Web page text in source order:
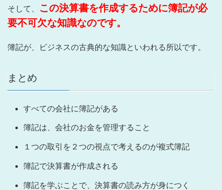
そして、
この決算書を作成するために簿記が必
要不可欠な知識なのです。
簿記が、ビジネスの古典的な知識といわれる所以です。
まとめ
すべての会社に簿記がある
簿記は、会社のお金を管理すること
１つの取引を２つの視点で考えるのが複式簿記
簿記で決算書が作成される
簿記を学ぶことで、決算書の読み方が身につく